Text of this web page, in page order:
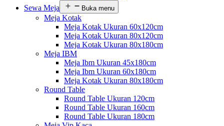
Sewa Meja
Buka menu
Meja Kotak
Meja Kotak Ukuran 60x120cm
Meja Kotak Ukuran 80x120cm
Meja Kotak Ukuran 80x180cm
Meja IBM
Meja Ibm Ukuran 45x180cm
Meja Ibm Ukuran 60x180cm
Meja Kotak Ukuran 80x180cm
Round Table
Round Table Ukuran 120cm
Round Table Ukuran 160cm
Round Table Ukuran 180cm